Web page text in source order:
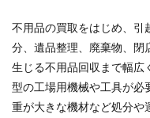
不用品の買取をはじめ、引
分、遺品整理、廃棄物、閉
生じる不用品回収まで幅広
型の工場用機械や工具が必
重が大きな機材など処分や